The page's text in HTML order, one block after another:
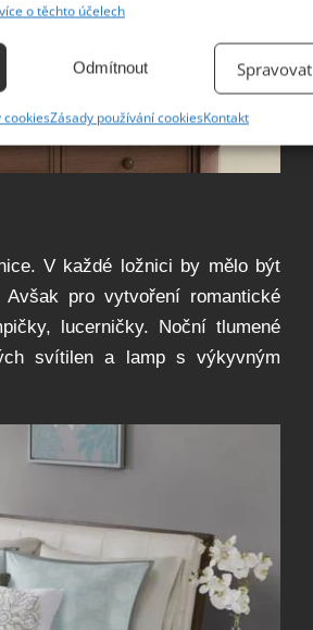
přenášených informací.
informací.
o těchto účelech
Odmítnout
cookiesZásady používání cookiesKontakt
V každé ložnici by mělo být
pro vytvoření romantické
lucerničky. Noční tlumené
svítilen a lamp s výkyvným